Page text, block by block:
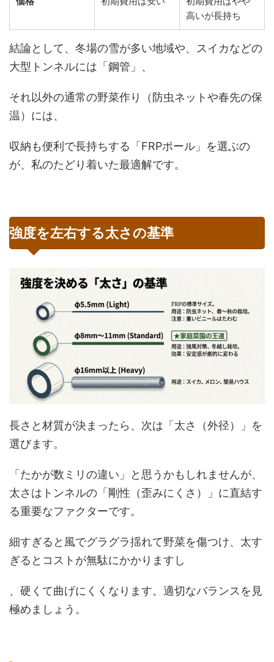
高いが長持ち
結論として、冬場の雪が多い地域や、スイカなどの
大型トンネルには「鋼管」、
それ以外の通常の野菜作り（防虫ネットや春先の保
温）には、
収納も便利で長持ちする「FRPポール」を選ぶの
が、私のたどり着いた最適解です。
強度を左右する太さの基準
長さと材質が決まったら、次は「太さ（外径）」を
選びます。
「たかが数ミリの違い」と思うかもしれませんが、
太さはトンネルの「剛性（歪みにくさ）」に直結す
る重要なファクターです。
細すぎると風でグラグラ揺れて野菜を傷つけ、太す
ぎるとコストが無駄にかかりますし
、硬くて曲げにくくなります。適切なバランスを見
極めましょう。